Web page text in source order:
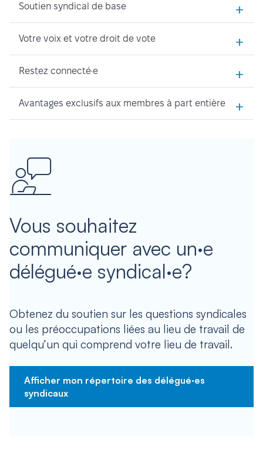
Soutien syndical de base +
Votre voix et votre droit de vote +
Restez connecté·e +
Avantages exclusifs aux membres à part entière +
Vous souhaitez
communiquer avec un·e
délégué·e syndical·e?
Obtenez du soutien sur les questions syndicales
ou les préoccupations liées au lieu de travail de
quelqu’un qui comprend votre lieu de travail.
Afficher mon répertoire des délégué·es
syndicaux